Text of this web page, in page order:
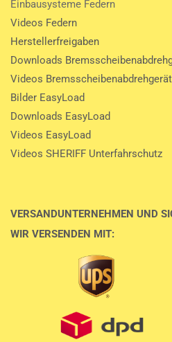
Einbausysteme Federn
Videos Federn
Herstellerfreigaben
Downloads
Videos
Bilder EasyLoad
Downloads EasyLoad
Videos EasyLoad
Videos SHERIFF Unterfahrschutz
VERSANDUNTERNEHMEN UND
WIR VERSENDEN MIT: